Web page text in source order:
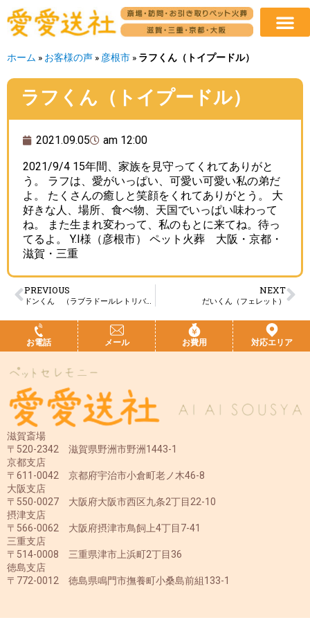
ホーム » お客様の声 » 彦根市 » ラフくん（トイプードル）
ラフくん（トイプードル）
2021.09.05
am 12:00
2021/9/4 15年間、家族を見守ってくれてありがと
う。 ラフは、愛がいっぱい、可愛い可愛い私の弟だ
よ。 たくさんの癒しと笑顔をくれてありがとう。 大
好きな人、場所、食べ物、天国でいっぱい味わって
ね。 また生まれ変わって、私のもとに来てね。待っ
てるよ。 Y.I様（彦根市） ペット火葬 大阪・京都・
滋賀・三重
PREVIOUS
ドンくん （ラブラドールレトリバー）
NEXT
だいくん（フェレット）
お電話 メール お費用 対応エリア
滋賀斎場
〒520-2342 滋賀県野洲市野洲1443-1
京都支店
〒611-0042 京都府宇治市小倉町老ノ木46-8
大阪支店
〒550-0027 大阪府大阪市西区九条2丁目22-10
摂津支店
〒566-0062 大阪府摂津市鳥飼上4丁目7-41
三重支店
〒514-0008 三重県津市上浜町2丁目36
徳島支店
〒772-0012 徳島県鳴門市撫養町小桑島前組133-1